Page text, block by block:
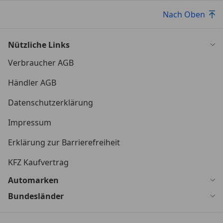
Nach Oben
Nützliche Links
Verbraucher AGB
Händler AGB
Datenschutzerklärung
Impressum
Erklärung zur Barrierefreiheit
KFZ Kaufvertrag
Automarken
Bundesländer